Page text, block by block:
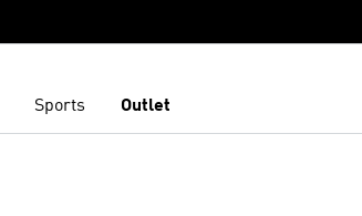
Sports Outlet